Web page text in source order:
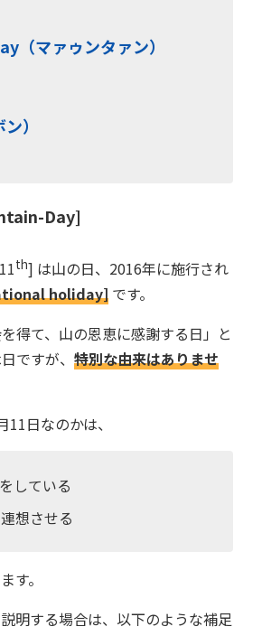
（マァゥンタァン）
）
Day]
th] は山の日、2016年に施行され
holiday] です。
を得て、山の恩恵に感謝する日」と
ですが、 特別な由来はありませ
日なのかは、
している
想させる
す。
明する場合は、以下のような補足